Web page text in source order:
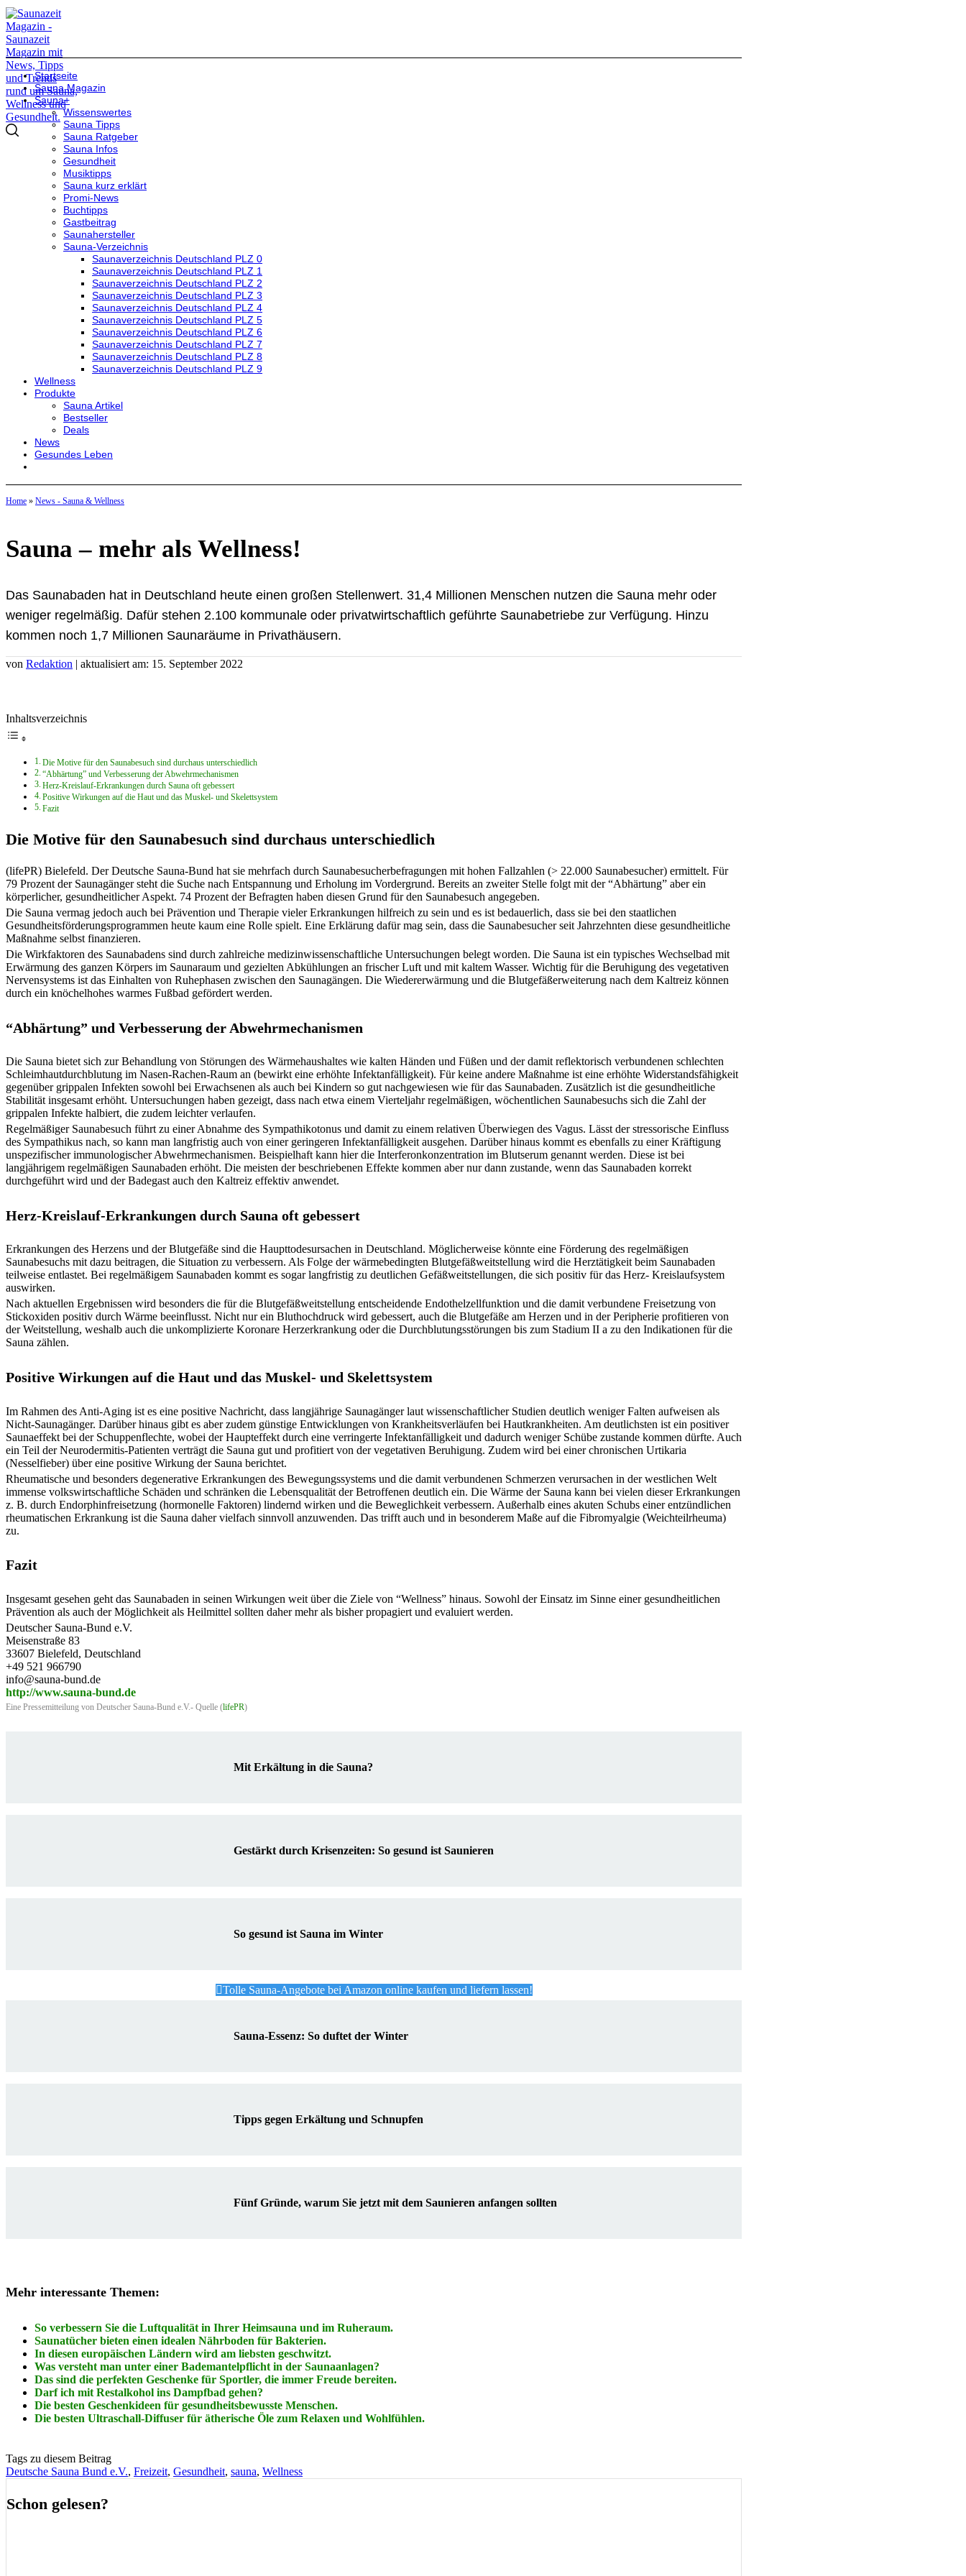
Startseite
Sauna Magazin
Sauna+
Wissenswertes
Sauna Tipps
Sauna Ratgeber
Sauna Infos
Gesundheit
Musiktipps
Sauna kurz erklärt
Promi-News
Buchtipps
Gastbeitrag
Saunahersteller
Sauna-Verzeichnis
Saunaverzeichnis Deutschland PLZ 0
Saunaverzeichnis Deutschland PLZ 1
Saunaverzeichnis Deutschland PLZ 2
Saunaverzeichnis Deutschland PLZ 3
Saunaverzeichnis Deutschland PLZ 4
Saunaverzeichnis Deutschland PLZ 5
Saunaverzeichnis Deutschland PLZ 6
Saunaverzeichnis Deutschland PLZ 7
Saunaverzeichnis Deutschland PLZ 8
Saunaverzeichnis Deutschland PLZ 9
Wellness
Produkte
Sauna Artikel
Bestseller
Deals
News
Gesundes Leben
Home » News - Sauna & Wellness
Sauna – mehr als Wellness!
Das Saunabaden hat in Deutschland heute einen großen Stellenwert. 31,4 Millionen Menschen nutzen die Sauna mehr oder
weniger regelmäßig. Dafür stehen 2.100 kommunale oder privatwirtschaftlich geführte Saunabetriebe zur Verfügung. Hinzu
kommen noch 1,7 Millionen Saunaräume in Privathäusern.
von Redaktion | aktualisiert am: 15. September 2022
Inhaltsverzeichnis
Die Motive für den Saunabesuch sind durchaus unterschiedlich
“Abhärtung” und Verbesserung der Abwehrmechanismen
Herz-Kreislauf-Erkrankungen durch Sauna oft gebessert
Positive Wirkungen auf die Haut und das Muskel- und Skelettsystem
Fazit
Die Motive für den Saunabesuch sind durchaus unterschiedlich
(lifePR) Bielefeld. Der Deutsche Sauna-Bund hat sie mehrfach durch Saunabesucherbefragungen mit hohen Fallzahlen (> 22.000 Saunabesucher) ermittelt. Für
79 Prozent der Saunagänger steht die Suche nach Entspannung und Erholung im Vordergrund. Bereits an zweiter Stelle folgt mit der “Abhärtung” aber ein
körperlicher, gesundheitlicher Aspekt. 74 Prozent der Befragten haben diesen Grund für den Saunabesuch angegeben.
Die Sauna vermag jedoch auch bei Prävention und Therapie vieler Erkrankungen hilfreich zu sein und es ist bedauerlich, dass sie bei den staatlichen
Gesundheitsförderungsprogrammen heute kaum eine Rolle spielt. Eine Erklärung dafür mag sein, dass die Saunabesucher seit Jahrzehnten diese gesundheitliche
Maßnahme selbst finanzieren.
Die Wirkfaktoren des Saunabadens sind durch zahlreiche medizinwissenschaftliche Untersuchungen belegt worden. Die Sauna ist ein typisches Wechselbad mit
Erwärmung des ganzen Körpers im Saunaraum und gezielten Abkühlungen an frischer Luft und mit kaltem Wasser. Wichtig für die Beruhigung des vegetativen
Nervensystems ist das Einhalten von Ruhephasen zwischen den Saunagängen. Die Wiedererwärmung und die Blutgefäßerweiterung nach dem Kaltreiz können
durch ein knöchelhohes warmes Fußbad gefördert werden.
“Abhärtung” und Verbesserung der Abwehrmechanismen
Die Sauna bietet sich zur Behandlung von Störungen des Wärmehaushaltes wie kalten Händen und Füßen und der damit reflektorisch verbundenen schlechten
Schleimhautdurchblutung im Nasen-Rachen-Raum an (bewirkt eine erhöhte Infektanfälligkeit). Für keine andere Maßnahme ist eine erhöhte Widerstandsfähigkeit
gegenüber grippalen Infekten sowohl bei Erwachsenen als auch bei Kindern so gut nachgewiesen wie für das Saunabaden. Zusätzlich ist die gesundheitliche
Stabilität insgesamt erhöht. Untersuchungen haben gezeigt, dass nach etwa einem Vierteljahr regelmäßigen, wöchentlichen Saunabesuchs sich die Zahl der
grippalen Infekte halbiert, die zudem leichter verlaufen.
Regelmäßiger Saunabesuch führt zu einer Abnahme des Sympathikotonus und damit zu einem relativen Überwiegen des Vagus. Lässt der stressorische Einfluss
des Sympathikus nach, so kann man langfristig auch von einer geringeren Infektanfälligkeit ausgehen. Darüber hinaus kommt es ebenfalls zu einer Kräftigung
unspezifischer immunologischer Abwehrmechanismen. Beispielhaft kann hier die Interferonkonzentration im Blutserum genannt werden. Diese ist bei
langjährigem regelmäßigen Saunabaden erhöht. Die meisten der beschriebenen Effekte kommen aber nur dann zustande, wenn das Saunabaden korrekt
durchgeführt wird und der Badegast auch den Kaltreiz effektiv anwendet.
Herz-Kreislauf-Erkrankungen durch Sauna oft gebessert
Erkrankungen des Herzens und der Blutgefäße sind die Haupttodesursachen in Deutschland. Möglicherweise könnte eine Förderung des regelmäßigen
Saunabesuchs mit dazu beitragen, die Situation zu verbessern. Als Folge der wärmebedingten Blutgefäßweitstellung wird die Herztätigkeit beim Saunabaden
teilweise entlastet. Bei regelmäßigem Saunabaden kommt es sogar langfristig zu deutlichen Gefäßweitstellungen, die sich positiv für das Herz- Kreislaufsystem
auswirken.
Nach aktuellen Ergebnissen wird besonders die für die Blutgefäßweitstellung entscheidende Endothelzellfunktion und die damit verbundene Freisetzung von
Stickoxiden positiv durch Wärme beeinflusst. Nicht nur ein Bluthochdruck wird gebessert, auch die Blutgefäße am Herzen und in der Peripherie profitieren von
der Weitstellung, weshalb auch die unkomplizierte Koronare Herzerkrankung oder die Durchblutungsstörungen bis zum Stadium II a zu den Indikationen für die
Sauna zählen.
Positive Wirkungen auf die Haut und das Muskel- und Skelettsystem
Im Rahmen des Anti-Aging ist es eine positive Nachricht, dass langjährige Saunagänger laut wissenschaftlicher Studien deutlich weniger Falten aufweisen als
Nicht-Saunagänger. Darüber hinaus gibt es aber zudem günstige Entwicklungen von Krankheitsverläufen bei Hautkrankheiten. Am deutlichsten ist ein positiver
Saunaeffekt bei der Schuppenflechte, wobei der Haupteffekt durch eine verringerte Infektanfälligkeit und dadurch weniger Schübe zustande kommen dürfte. Auch
ein Teil der Neurodermitis-Patienten verträgt die Sauna gut und profitiert von der vegetativen Beruhigung. Zudem wird bei einer chronischen Urtikaria
(Nesselfieber) über eine positive Wirkung der Sauna berichtet.
Rheumatische und besonders degenerative Erkrankungen des Bewegungssystems und die damit verbundenen Schmerzen verursachen in der westlichen Welt
immense volkswirtschaftliche Schäden und schränken die Lebensqualität der Betroffenen deutlich ein. Die Wärme der Sauna kann bei vielen dieser Erkrankungen
z. B. durch Endorphinfreisetzung (hormonelle Faktoren) lindernd wirken und die Beweglichkeit verbessern. Außerhalb eines akuten Schubs einer entzündlichen
rheumatischen Erkrankung ist die Sauna daher vielfach sinnvoll anzuwenden. Das trifft auch und in besonderem Maße auf die Fibromyalgie (Weichteilrheuma)
zu.
Fazit
Insgesamt gesehen geht das Saunabaden in seinen Wirkungen weit über die Ziele von “Wellness” hinaus. Sowohl der Einsatz im Sinne einer gesundheitlichen
Prävention als auch der Möglichkeit als Heilmittel sollten daher mehr als bisher propagiert und evaluiert werden.
Deutscher Sauna-Bund e.V.
Meisenstraße 83
33607 Bielefeld, Deutschland
+49 521 966790
info@sauna-bund.de
http://www.sauna-bund.de
Eine Pressemitteilung von Deutscher Sauna-Bund e.V.- Quelle (lifePR)
Mit Erkältung in die Sauna?
Gestärkt durch Krisenzeiten: So gesund ist Saunieren
So gesund ist Sauna im Winter
Tolle Sauna-Angebote bei Amazon online kaufen und liefern lassen!
Sauna-Essenz: So duftet der Winter
Tipps gegen Erkältung und Schnupfen
Fünf Gründe, warum Sie jetzt mit dem Saunieren anfangen sollten
Mehr interessante Themen:
So verbessern Sie die Luftqualität in Ihrer Heimsauna und im Ruheraum.
Saunatücher bieten einen idealen Nährboden für Bakterien.
In diesen europäischen Ländern wird am liebsten geschwitzt.
Was versteht man unter einer Bademantelpflicht in der Saunaanlagen?
Das sind die perfekten Geschenke für Sportler, die immer Freude bereiten.
Darf ich mit Restalkohol ins Dampfbad gehen?
Die besten Geschenkideen für gesundheitsbewusste Menschen.
Die besten Ultraschall-Diffuser für ätherische Öle zum Relaxen und Wohlfühlen.
Tags zu diesem Beitrag
Deutsche Sauna Bund e.V., Freizeit, Gesundheit, sauna, Wellness
Schon gelesen?